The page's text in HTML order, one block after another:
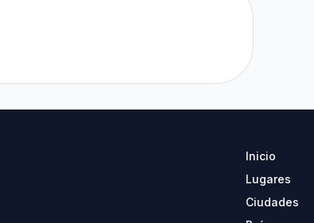
Inicio
Lugares
Ciudades